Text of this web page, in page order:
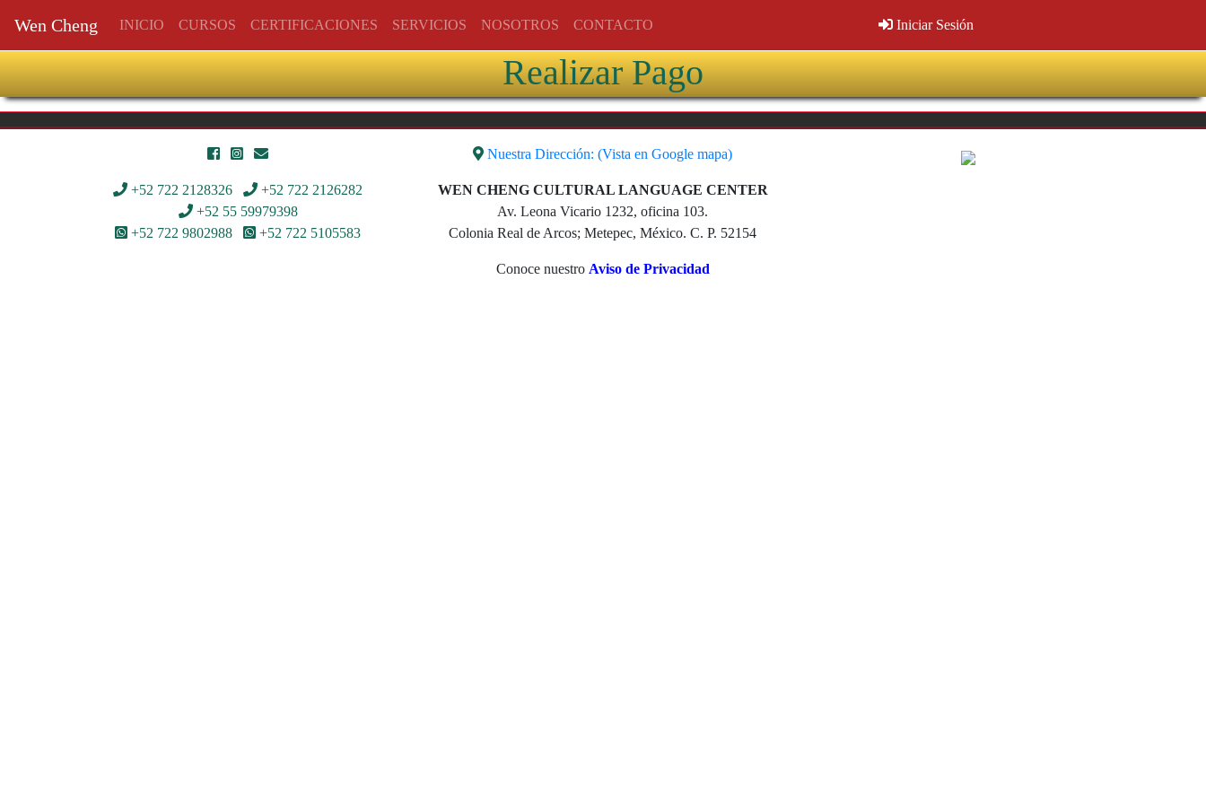
Wen Cheng INICIO CURSOS CERTIFICACIONES SERVICIOS NOSOTROS CONTACTO Iniciar Sesión
Realizar Pago
+52 722 2128326
+52 722 2126282
+52 55 59979398
+52 722 9802988
+52 722 5105583
Nuestra Dirección: (Vista en Google mapa)
WEN CHENG CULTURAL LANGUAGE CENTER
Av. Leona Vicario 1232, oficina 103.
Colonia Real de Arcos; Metepec, México. C. P. 52154
Conoce nuestro Aviso de Privacidad